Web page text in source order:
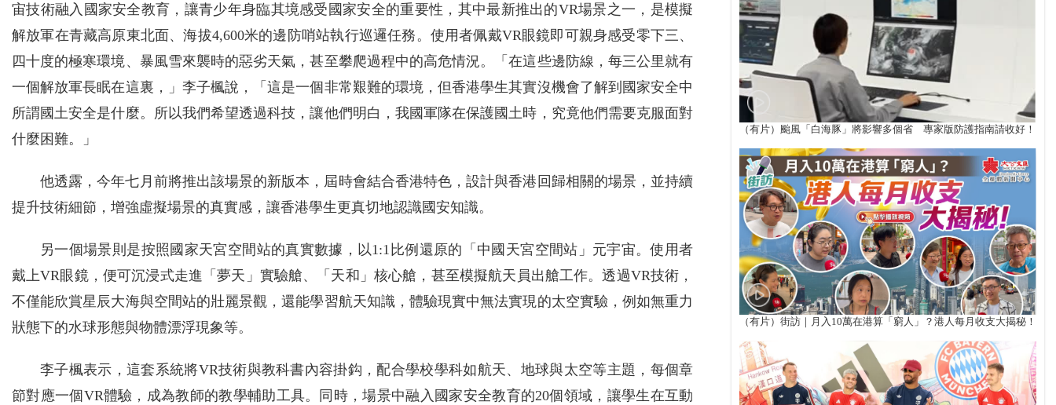
宙技術融入國家安全教育，讓青少年身臨其境感受國家安全的重要性，其中最新推出的VR場景之一，是模擬
解放軍在青藏高原東北面、海拔4,600米的邊防哨站執行巡邏任務。使用者佩戴VR眼鏡即可親身感受零下三、
四十度的極寒環境、暴風雪來襲時的惡劣天氣，甚至攀爬過程中的高危情況。「在這些邊防線，每三公里就有
一個解放軍長眠在這裏，」李子楓說，「這是一個非常艱難的環境，但香港學生其實沒機會了解到國家安全中
所謂國土安全是什麼。所以我們希望透過科技，讓他們明白，我國軍隊在保護國土時，究竟他們需要克服面對
什麼困難。」
他透露，今年七月前將推出該場景的新版本，屆時會結合香港特色，設計與香港回歸相關的場景，並持續
提升技術細節，增強虛擬場景的真實感，讓香港學生更真切地認識國安知識。
另一個場景則是按照國家天宮空間站的真實數據，以1:1比例還原的「中國天宮空間站」元宇宙。使用者
戴上VR眼鏡，便可沉浸式走進「夢天」實驗艙、「天和」核心艙，甚至模擬航天員出艙工作。透過VR技術，
不僅能欣賞星辰大海與空間站的壯麗景觀，還能學習航天知識，體驗現實中無法實現的太空實驗，例如無重力
狀態下的水球形態與物體漂浮現象等。
李子楓表示，這套系統將VR技術與教科書內容掛鈎，配合學校學科如航天、地球與太空等主題，每個章
節對應一個VR體驗，成為教師的教學輔助工具。同時，場景中融入國家安全教育的20個領域，讓學生在互動
（有片）颱風「白海豚」將影響多個省 專家版防護指南請收好！
（有片）街訪｜月入10萬在港算「窮人」？港人每月收支大揭秘！